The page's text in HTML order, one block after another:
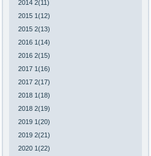
2014 2(11)
2015 1(12)
2015 2(13)
2016 1(14)
2016 2(15)
2017 1(16)
2017 2(17)
2018 1(18)
2018 2(19)
2019 1(20)
2019 2(21)
2020 1(22)